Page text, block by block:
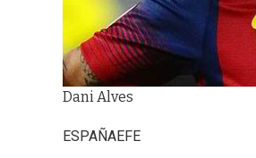
Dani Alves
ESPAÑAEFE